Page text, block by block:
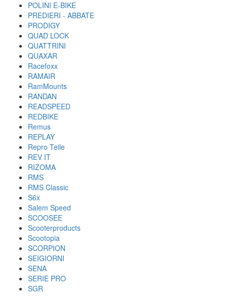
POLINI E-BIKE
PREDIERI - ABBATE
PRODIGY
QUAD LOCK
QUATTRINI
QUAXAR
Racefoxx
RAMAIR
RamMounts
RANDAN
READSPEED
REDBIKE
Remus
REPLAY
Repro Teile
REV IT
RIZOMA
RMS
RMS Classic
S6x
Salem Speed
SCOOSEE
Scooterproducts
Scootopia
SCORPION
SEIGIORNI
SENA
SERIE PRO
SGR